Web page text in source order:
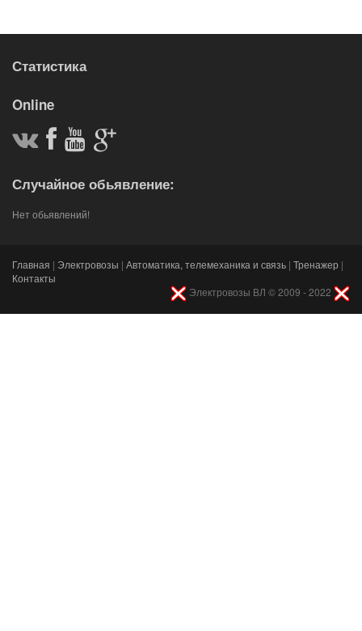
Статистика
Online
Случайное обьявление:
Нет обьявлений!
Главная | Электровозы | Автоматика, телемеханика и связь | Тренажер |
Контакты
Электровозы ВЛ © 2009 - 2022